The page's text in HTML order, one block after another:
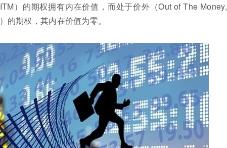
）的期权拥有内在价值，而处于价外（Out of The Money,
的期权，其内在价值为零。